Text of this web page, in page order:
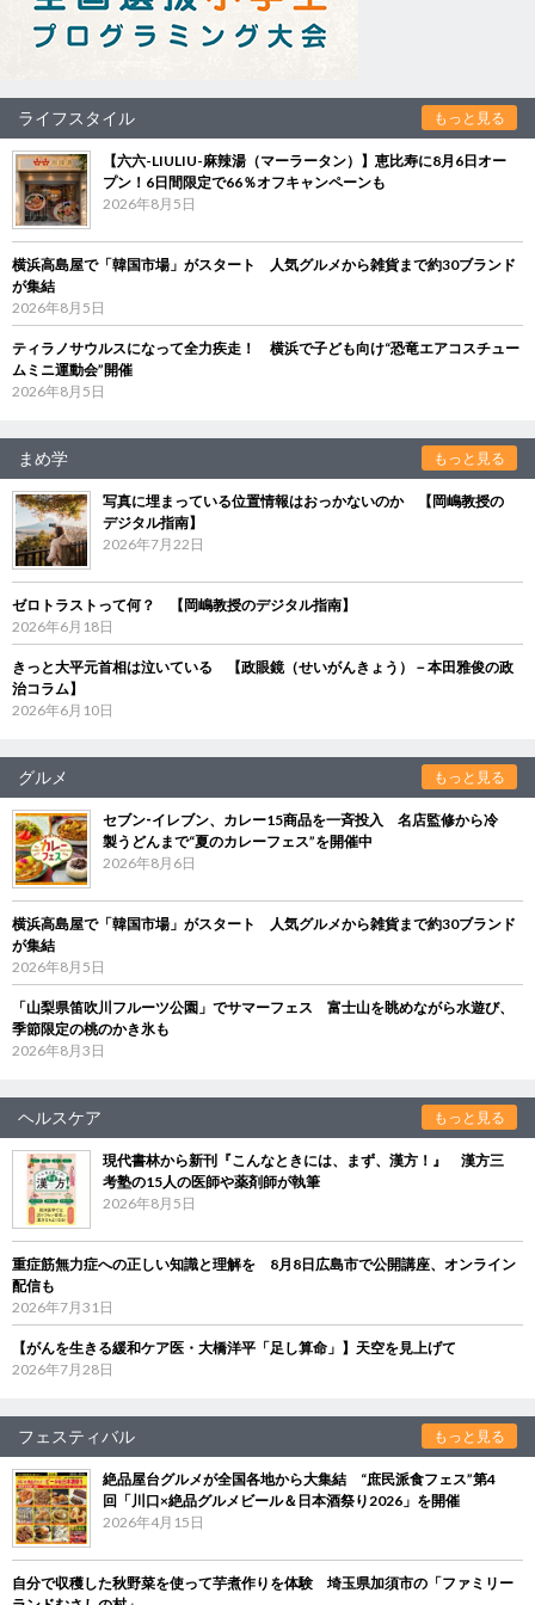
ライフスタイル もっと見る
【六六-LIULIU-麻辣湯（マーラータン）】恵比寿に8月6日オー
プン！6日間限定で66％オフキャンペーンも
2026年8月5日
横浜高島屋で「韓国市場」がスタート 人気グルメから雑貨まで約30ブランド
が集結
2026年8月5日
ティラノサウルスになって全力疾走！ 横浜で子ども向け“恐竜エアコスチュー
ムミニ運動会”開催
2026年8月5日
まめ学 もっと見る
写真に埋まっている位置情報はおっかないのか 【岡嶋教授の
デジタル指南】
2026年7月22日
ゼロトラストって何？ 【岡嶋教授のデジタル指南】
2026年6月18日
きっと大平元首相は泣いている 【政眼鏡（せいがんきょう）－本田雅俊の政
治コラム】
2026年6月10日
グルメ もっと見る
セブン‐イレブン、カレー15商品を一斉投入 名店監修から冷
製うどんまで“夏のカレーフェス”を開催中
2026年8月6日
横浜高島屋で「韓国市場」がスタート 人気グルメから雑貨まで約30ブランド
が集結
2026年8月5日
「山梨県笛吹川フルーツ公園」でサマーフェス 富士山を眺めながら水遊び、
季節限定の桃のかき氷も
2026年8月3日
ヘルスケア もっと見る
現代書林から新刊『こんなときには、まず、漢方！』 漢方三
考塾の15人の医師や薬剤師が執筆
2026年8月5日
重症筋無力症への正しい知識と理解を 8月8日広島市で公開講座、オンライン
配信も
2026年7月31日
【がんを生きる緩和ケア医・大橋洋平「足し算命」】天空を見上げて
2026年7月28日
フェスティバル もっと見る
絶品屋台グルメが全国各地から大集結 “庶民派食フェス”第4
回「川口×絶品グルメビール＆日本酒祭り2026」を開催
2026年4月15日
自分で収穫した秋野菜を使って芋煮作りを体験 埼玉県加須市の「ファミリー